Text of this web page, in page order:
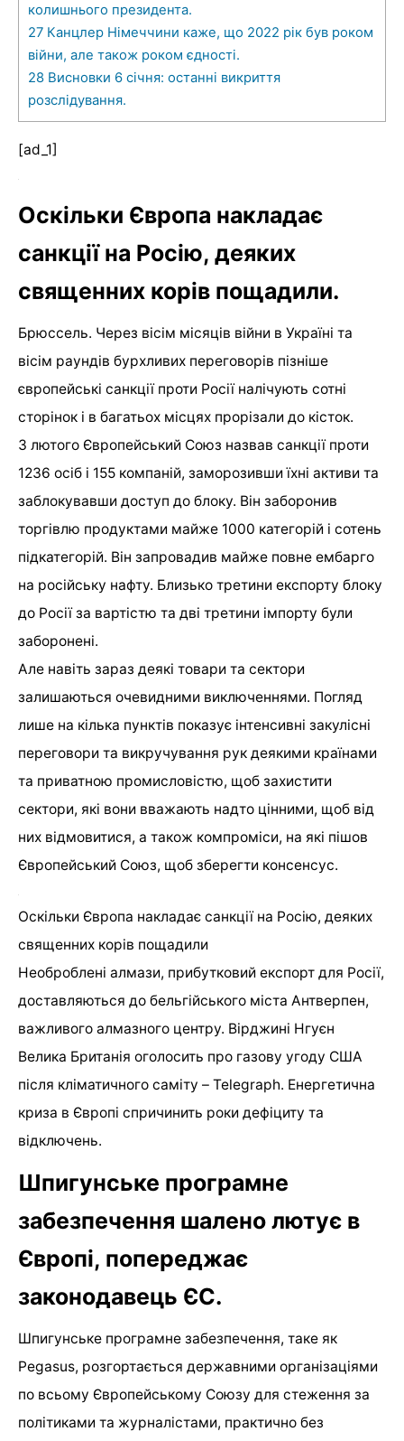
колишнього президента.
27 Канцлер Німеччини каже, що 2022 рік був роком
війни, але також роком єдності.
28 Висновки 6 січня: останні викриття
розслідування.
[ad_1]
Оскільки Європа накладає
санкції на Росію, деяких
священних корів пощадили.
Брюссель. Через вісім місяців війни в Україні та
вісім раундів бурхливих переговорів пізніше
європейські санкції проти Росії налічують сотні
сторінок і в багатьох місцях прорізали до кісток.
З лютого Європейський Союз назвав санкції проти
1236 осіб і 155 компаній, заморозивши їхні активи та
заблокувавши доступ до блоку. Він заборонив
торгівлю продуктами майже 1000 категорій і сотень
підкатегорій. Він запровадив майже повне ембарго
на російську нафту. Близько третини експорту блоку
до Росії за вартістю та дві третини імпорту були
заборонені.
Але навіть зараз деякі товари та сектори
залишаються очевидними виключеннями. Погляд
лише на кілька пунктів показує інтенсивні закулісні
переговори та викручування рук деякими країнами
та приватною промисловістю, щоб захистити
сектори, які вони вважають надто цінними, щоб від
них відмовитися, а також компроміси, на які пішов
Європейський Союз, щоб зберегти консенсус.
Оскільки Європа накладає санкції на Росію, деяких
священних корів пощадили
Необроблені алмази, прибутковий експорт для Росії,
доставляються до бельгійського міста Антверпен,
важливого алмазного центру. Вірджині Нгуєн
Велика Британія оголосить про газову угоду США
після кліматичного саміту – Telegraph. Енергетична
криза в Європі спричинить роки дефіциту та
відключень.
Шпигунське програмне
забезпечення шалено лютує в
Європі, попереджає
законодавець ЄС.
Шпигунське програмне забезпечення, таке як
Pegasus, розгортається державними організаціями
по всьому Європейському Союзу для стеження за
політиками та журналістами, практично без